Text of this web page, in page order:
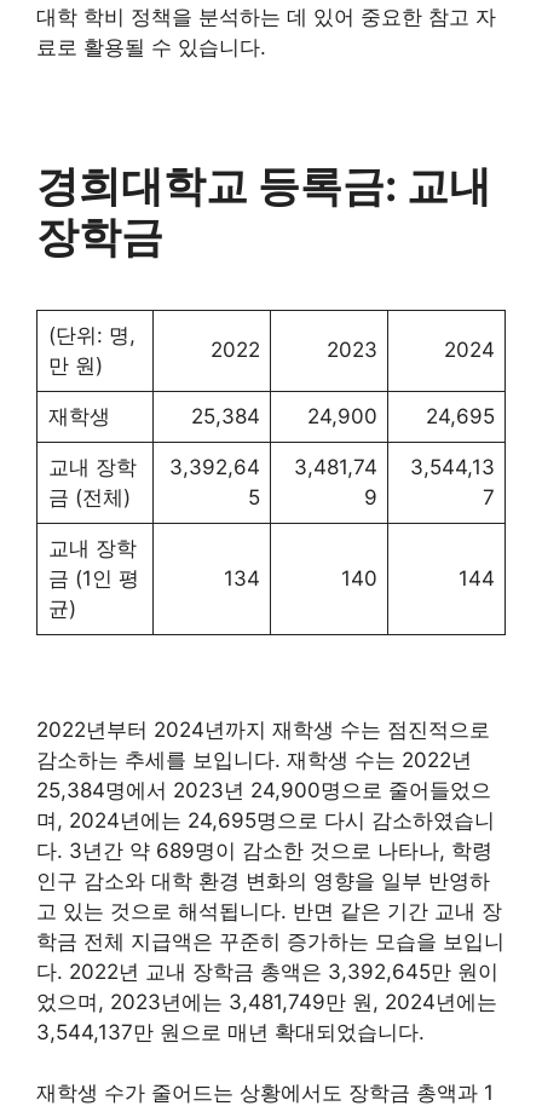
대학 학비 정책을 분석하는 데 있어 중요한 참고 자
료로 활용될 수 있습니다.
경희대학교 등록금: 교내
장학금
(단위: 명,
만 원)
2022 2023 2024
재학생 25,384 24,900 24,695
교내 장학
금 (전체)
3,392,64
5
3,481,74
9
3,544,13
7
교내 장학
금 (1인 평
균)
134 140 144
2022년부터 2024년까지 재학생 수는 점진적으로
감소하는 추세를 보입니다. 재학생 수는 2022년
25,384명에서 2023년 24,900명으로 줄어들었으
며, 2024년에는 24,695명으로 다시 감소하였습니
다. 3년간 약 689명이 감소한 것으로 나타나, 학령
인구 감소와 대학 환경 변화의 영향을 일부 반영하
고 있는 것으로 해석됩니다. 반면 같은 기간 교내 장
학금 전체 지급액은 꾸준히 증가하는 모습을 보입니
다. 2022년 교내 장학금 총액은 3,392,645만 원이
었으며, 2023년에는 3,481,749만 원, 2024년에는
3,544,137만 원으로 매년 확대되었습니다.
재학생 수가 줄어드는 상황에서도 장학금 총액과 1